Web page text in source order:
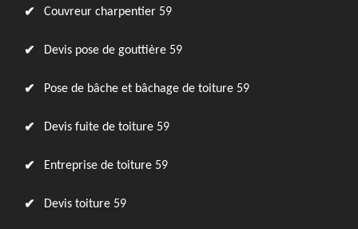
Couvreur charpentier 59
Devis pose de gouttière 59
Pose de bâche et bâchage de toiture 59
Devis fuite de toiture 59
Entreprise de toiture 59
Devis toiture 59